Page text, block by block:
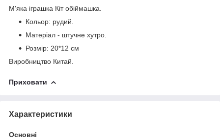
М'яка іграшка Кіт обіймашка.
Кольор: рудий.
Матеріал - штучне хутро.
Розмір: 20*12 см
Виробництво Китай.
Приховати
Характеристики
Основні